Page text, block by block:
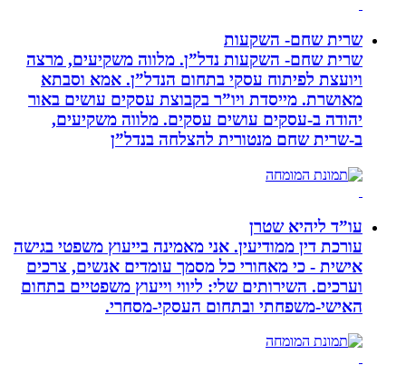
שרית שחם- השקעות
שרית שחם- השקעות נדל”ן. מלווה משקיעים, מרצה
ויועצת לפיתוח עסקי בתחום הנדל”ן. אמא וסבתא
מאושרת. ‏מייסדת ויו”ר בקבוצת עסקים עושים באור
יהודה‏ ב-‏עסקים עושים עסקים‏. ‏מלווה משקיעים,
ב-‏שרית שחם מנטורית להצלחה בנדל”ן‏
עו”ד ליהיא שטרן
עורכת דין ממודיעין. אני מאמינה בייעוץ משפטי בגישה
אישית - כי מאחורי כל מסמך עומדים אנשים, צרכים
וערכים. השירותים שלי: ליווי וייעוץ משפטיים בתחום
האישי-משפחתי ובתחום העסקי-מסחרי.